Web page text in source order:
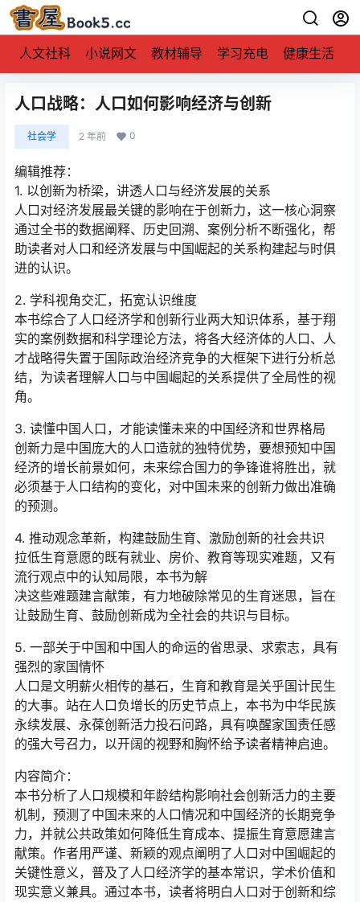
人文社科 小说网文 教材辅导 学习充电 健康生活
人口战略：人口如何影响经济与创新
社会学 2 年前 0
编辑推荐：
1. 以创新为桥梁，讲透人口与经济发展的关系
人口对经济发展最关键的影响在于创新力，这一核心洞察
通过全书的数据阐释、历史回溯、案例分析不断强化，帮
助读者对人口和经济发展与中国崛起的关系构建起与时俱
进的认识。
2. 学科视角交汇，拓宽认识维度
本书综合了人口经济学和创新行业两大知识体系，基于翔
实的案例数据和科学理论方法，将各大经济体的人口、人
才战略得失置于国际政治经济竞争的大框架下进行分析总
结，为读者理解人口与中国崛起的关系提供了全局性的视
角。
3. 读懂中国人口，才能读懂未来的中国经济和世界格局
创新力是中国庞大的人口造就的独特优势，要想预知中国
经济的增长前景如何，未来综合国力的争锋谁将胜出，就
必须基于人口结构的变化，对中国未来的创新力做出准确
的预测。
4. 推动观念革新，构建鼓励生育、激励创新的社会共识
拉低生育意愿的既有就业、房价、教育等现实难题，又有
流行观点中的认知局限，本书为解
决这些难题建言献策，有力地破除常见的生育迷思，旨在
让鼓励生育、鼓励创新成为全社会的共识与目标。
5. 一部关于中国和中国人的命运的省思录、求索志，具有
强烈的家国情怀
人口是文明薪火相传的基石，生育和教育是关乎国计民生
的大事。站在人口负增长的历史节点上，本书为中华民族
永续发展、永葆创新活力投石问路，具有唤醒家国责任感
的强大号召力，以开阔的视野和胸怀给予读者精神启迪。
内容简介：
本书分析了人口规模和年龄结构影响社会创新活力的主要
机制，预测了中国未来的人口情况和中国经济的长期竞争
力，并就公共政策如何降低生育成本、提振生育意愿建言
献策。作者用严谨、新颖的观点阐明了人口对中国崛起的
关键性意义，普及了人口经济学的基本常识，学术价值和
现实意义兼具。通过本书，读者将明白人口对于创新和综